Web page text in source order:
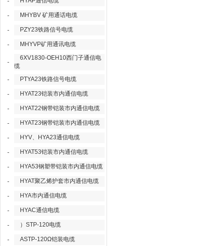
- MHYBV 矿用通话电缆
- PZY23铁路信号电缆
- MHYVP矿用通讯电缆
-
6XV1830-OEH10西门子通信电
缆
-
PTYA23铁路信号电缆
- HYAT23铠装市内通信电缆
- HYAT22钢带铠装市内通信电缆
- HYAT23钢带铠装市内通信电缆
- HYV、HYA23通信电缆
- HYAT53铠装市内通信电缆
- HYA53钢塑带铠装市内通信电缆
- HYAT聚乙烯护套市内通信电缆
- HYA市内通信电缆
- HYAC通信电缆
- ）STP-120电缆
- ASTP-120Ω铠装电缆